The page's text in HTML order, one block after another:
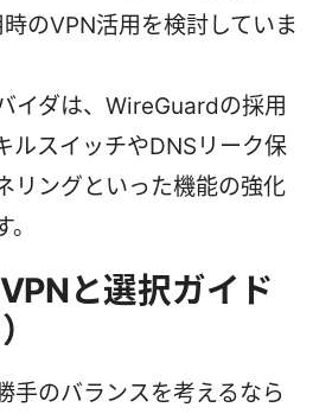
のVPN活用を検討していま
イダは、WireGuardの採用
ルスイッチやDNSリーク保
リングといった機能の強化
と選択ガイド
手のバランスを考えるなら